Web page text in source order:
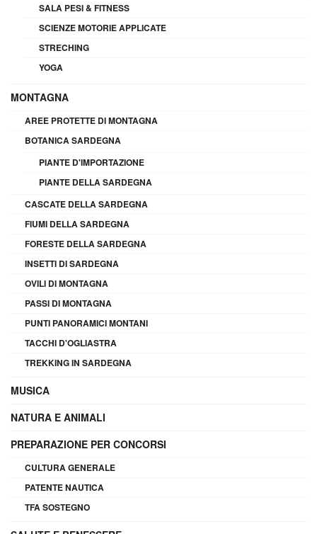
SALA PESI & FITNESS
SCIENZE MOTORIE APPLICATE
STRECHING
YOGA
MONTAGNA
AREE PROTETTE DI MONTAGNA
BOTANICA SARDEGNA
PIANTE D'IMPORTAZIONE
PIANTE DELLA SARDEGNA
CASCATE DELLA SARDEGNA
FIUMI DELLA SARDEGNA
FORESTE DELLA SARDEGNA
INSETTI DI SARDEGNA
OVILI DI MONTAGNA
PASSI DI MONTAGNA
PUNTI PANORAMICI MONTANI
TACCHI D'OGLIASTRA
TREKKING IN SARDEGNA
MUSICA
NATURA E ANIMALI
PREPARAZIONE PER CONCORSI
CULTURA GENERALE
PATENTE NAUTICA
TFA SOSTEGNO